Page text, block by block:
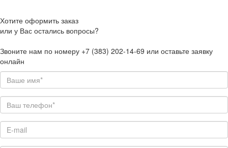
Хотите оформить заказ
или у Вас остались вопросы?
Звоните нам по номеру +7 (383) 202-14-69 или оставьте заявку
онлайн